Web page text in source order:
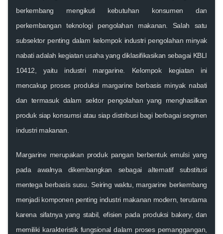
berkembang mengikuti kebutuhan konsumen dan
perkembangan teknologi pengolahan makanan. Salah satu
subsektor penting dalam kelompok industri pengolahan minyak
nabati adalah kegiatan usaha yang diklasifikasikan sebagai KBLI
10412 , yaitu industri margarine. Kelompok kegiatan ini
mencakup proses produksi margarine berbasis minyak nabati
dan termasuk dalam sektor pengolahan yang menghasilkan
produk siap konsumsi atau siap distribusi bagi berbagai segmen
industri makanan.
Margarine merupakan produk pangan berbentuk emulsi yang
pada awalnya dikembangkan sebagai alternatif substitusi
mentega berbasis susu. Seiring waktu, margarine berkembang
menjadi komponen penting industri makanan modern, terutama
karena sifatnya yang stabil, efisien pada produksi bakery, dan
memiliki karakteristik fungsional dalam proses pemanggangan,